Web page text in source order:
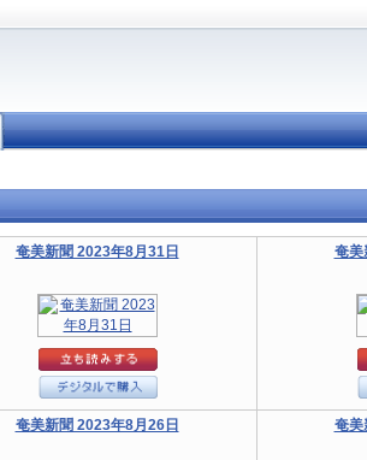
奄美新聞 2023年8月31日 奄美
奄美新聞 2023年8月26日 奄美